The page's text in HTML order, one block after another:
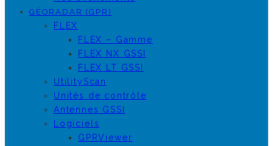
GÉORADAR (GPR)
FLEX
FLEX – Gamme
FLEX NX GSSI
FLEX LT GSSI
UtilityScan
Unités de contrôle
Antennes GSSI
Logiciels
GPRViewer